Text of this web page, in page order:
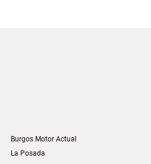
Burgos Motor Actual
La Posada